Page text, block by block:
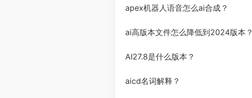
apex机器人语音怎么ai合成？
ai高版本文件怎么降低到2024版本？
AI27.8是什么版本？
aicd名词解释？